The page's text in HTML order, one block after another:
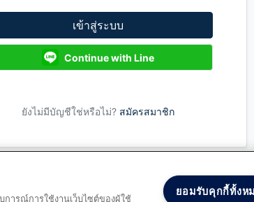
เข้าสู่ระบบ
Continue with Line
ยังไม่มีบัญชีใช่หรือไม่? สมัครสมาชิก
การณ์การใช้งานเว็บไซต์ของผู้ใช้
ยอมรับคุกกี้ทั้งห